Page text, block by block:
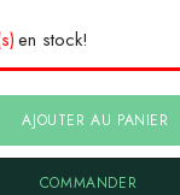
en stock!
AJOUTER AU PANIER
COMMANDER